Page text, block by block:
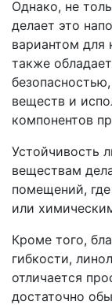
Однако, не
делает это
вариантом
также
веществ и
компонентов
Устойчивость
веществам
помещений,
или
Кроме того,
гибкости,
отличается
достаточно